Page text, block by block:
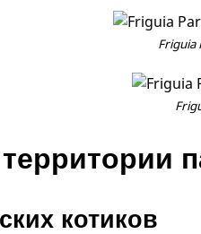
Friguia
котиков